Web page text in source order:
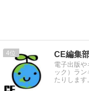
4
電子出版や
ック）ラ
たりします